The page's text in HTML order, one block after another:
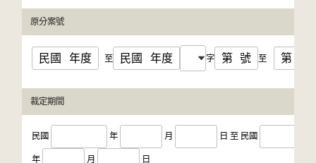
原分案號
民國 年度 至 民國 年度 字 第 號 至 第
裁定期間
民國 年 月 日 至 民國
年 月 日